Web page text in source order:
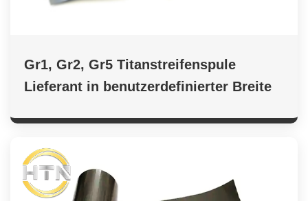
Gr1, Gr2, Gr5 Titanstreifenspule
Lieferant in benutzerdefinierter Breite